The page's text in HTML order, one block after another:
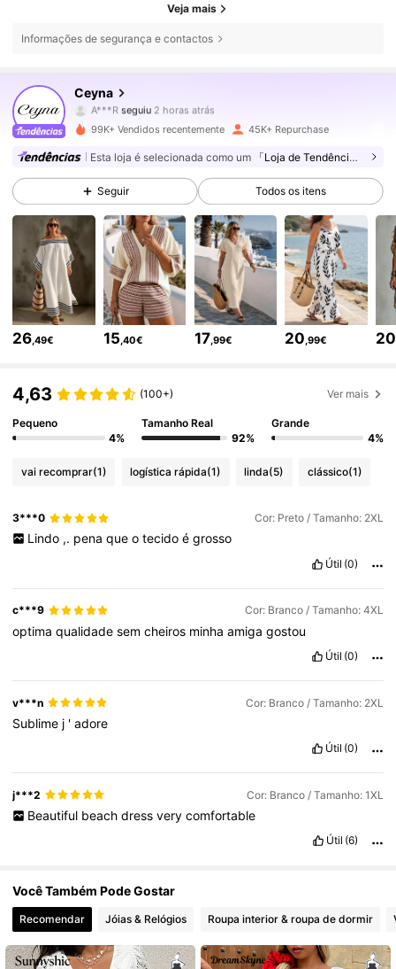
Veja mais
Informações de segurança e contactos
Ceyna
A***R seguiu
m***a está a navegar
4,67
43K Seguidores
4,67 43K Seguidores
4,67 43K Seguidores
4,67 43K Seguidores
43K Seguidores
43K Seguidores
4,67 43K Seguidores
99K+ Vendidos recentemente 45K+ Repurchase
Esta loja é selecionada como um 「Loja de Tendências」
Seguir Todos os itens
26 ,49€ 15 ,40€ 17 ,99€ 20 ,99€ 20
4,63 (100+) Ver mais
Pequeno
4%
Tamanho Real
92%
Grande
4%
vai recomprar(1) logística rápida(1) linda(5) clássico(1)
3***0 Cor: Preto / Tamanho: 2XL
Lindo ,. pena que o tecido é grosso
Útil (0)
c***9 Cor: Branco / Tamanho: 4XL
optimaqualidadesemcheiros minhaamigagostou
Útil (0)
v***n Cor: Branco / Tamanho: 2XL
Sublime j 'adore
Útil (0)
j***2 Cor: Branco / Tamanho: 1XL
Beautiful beach dress very comfortable
Útil (6)
Você Também Pode Gostar
Recomendar Jóias & Relógios Roupa interior & roupa de dormir